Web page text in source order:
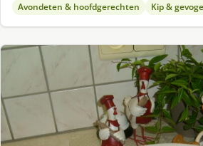
Avondeten & hoofdgerechten Kip &